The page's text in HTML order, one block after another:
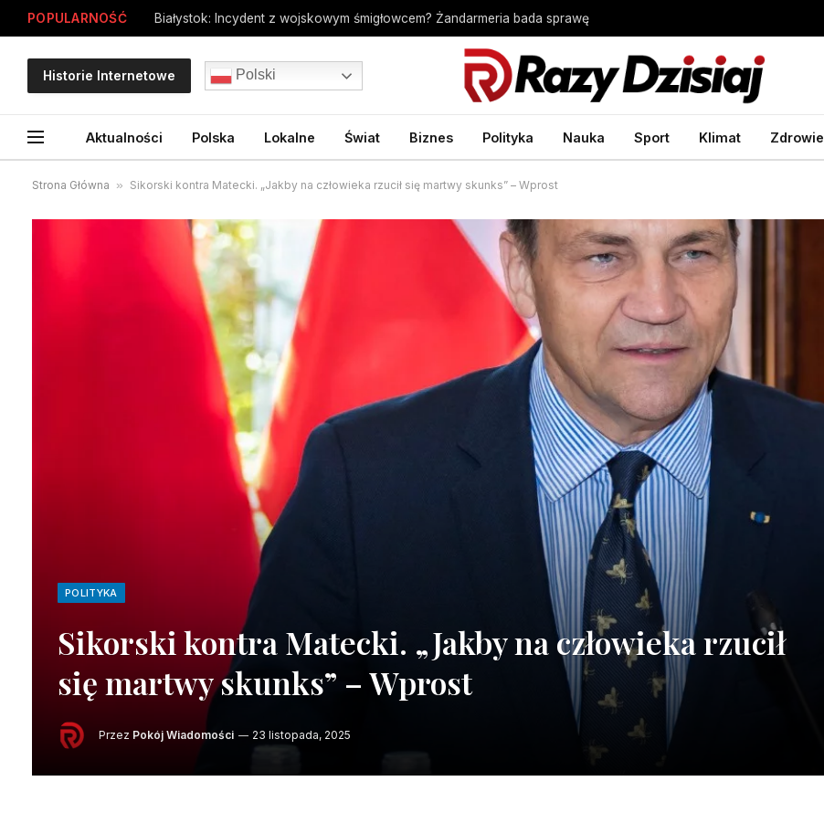
POPULARNOŚĆ Białystok: Incydent z wojskowym śmigłowcem? Żandarmeria bada sprawę
Historie Internetowe Polski
Aktualności Polska Lokalne Świat Biznes Polityka Nauka Sport Klimat Zdrowie
Strona Główna » Sikorski kontra Matecki. „Jakby na człowieka rzucił się martwy skunks” – Wprost
POLITYKA
Sikorski kontra Matecki. „Jakby na człowieka rzucił
się martwy skunks” – Wprost
Przez Pokój Wiadomości 23 listopada, 2025